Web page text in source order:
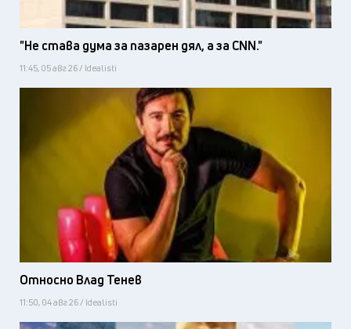
"Не става дума за пазарен дял, а за CNN."
11:45, 05 авг 26 / Idealisti
Относно Влад Тенев
11:50, 04 авг 26 / Idealisti